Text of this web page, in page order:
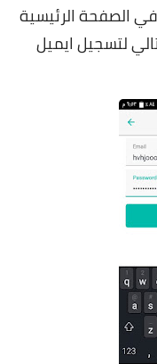
وتقوم بالضغط على كلمة sign up في الصفحة الرئيسية
لتسجيل ايميل